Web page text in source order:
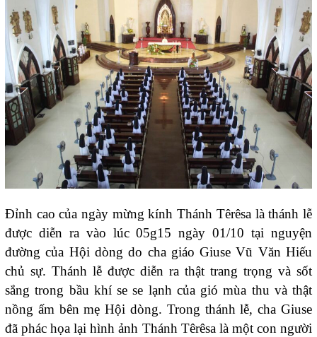
Đỉnh cao của ngày mừng kính Thánh Têrêsa là thánh lễ
được diễn ra vào lúc 05g15 ngày 01/10 tại nguyện
đường của Hội dòng do cha giáo Giuse Vũ Văn Hiếu
chủ sự. Thánh lễ được diễn ra thật trang trọng và sốt
sắng trong bầu khí se se lạnh của gió mùa thu và thật
nồng ấm bên mẹ Hội dòng. Trong thánh lễ, cha Giuse
đã phác họa lại hình ảnh Thánh Têrêsa là một con người